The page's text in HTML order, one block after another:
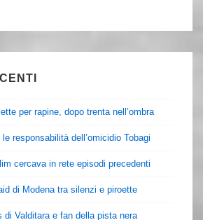
per rapine, dopo trenta nell’ombra
responsabilità dell’omicidio Tobagi
cercava in rete episodi precedenti
di Modena tra silenzi e piroette
di Valditara e fan della pista nera